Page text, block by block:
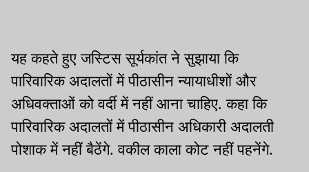
यह कहते हुए जस्टिस सूर्यकांत ने सुझाया कि
पारिवारिक अदालतों में पीठासीन न्यायाधीशों और
अधिवक्ताओं को वर्दी में नहीं आना चाहिए. कहा कि
पारिवारिक अदालतों में पीठासीन अधिकारी अदालती
पोशाक में नहीं बैठेंगे. वकील काला कोट नहीं पहनेंगे.